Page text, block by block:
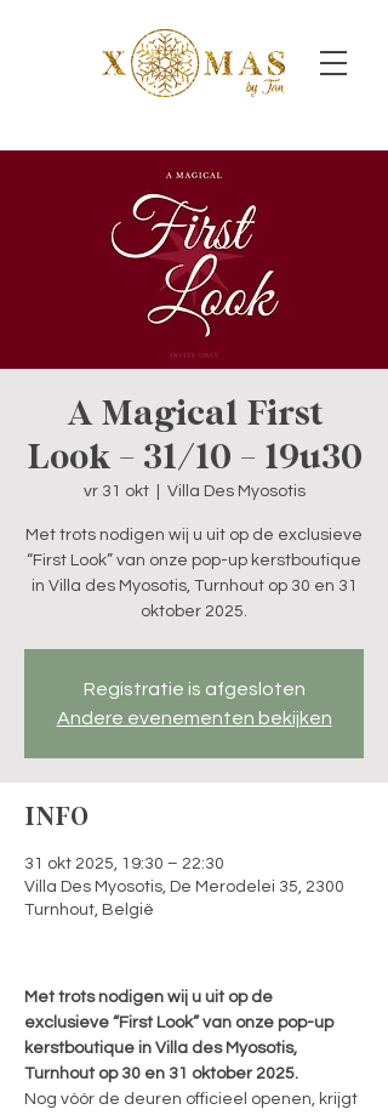
A Magical First
Look - 31/10 - 19u30
vr 31 okt
  |
Villa Des Myosotis
Met trots nodigen wij u uit op de exclusieve
“First Look” van onze pop-up kerstboutique
in Villa des Myosotis, Turnhout op 30 en 31
oktober 2025.
Registratie is afgesloten
Andere evenementen bekijken
INFO
31 okt 2025, 19:30 – 22:30
Villa Des Myosotis, De Merodelei 35, 2300
Turnhout, België
Met trots nodigen wij u uit op de
exclusieve “First Look” van onze pop-up
kerstboutique in Villa des Myosotis,
Turnhout op 30 en 31 oktober 2025.
Nog vóór de deuren officieel openen, krijgt